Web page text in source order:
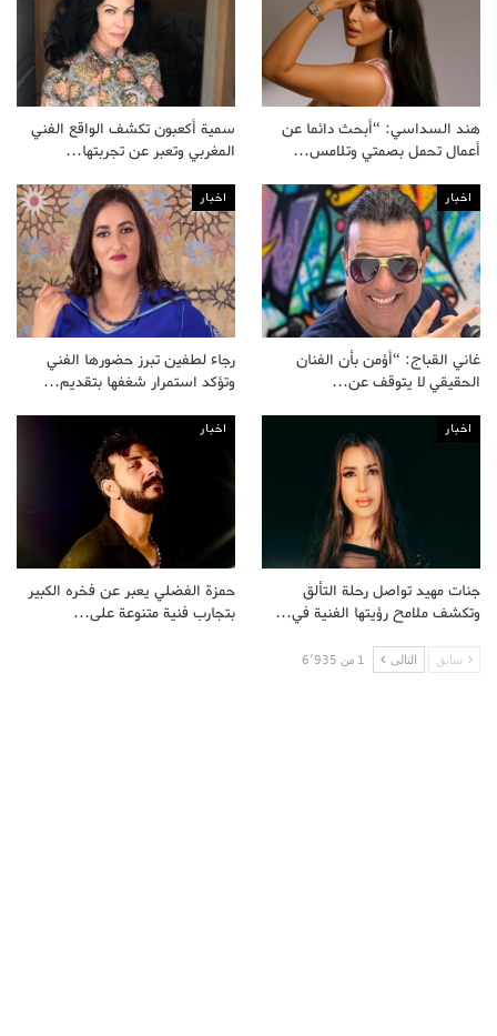
هند السداسي: “أبحث دائما عن
أعمال تحمل بصمتي وتلامس…
سمية أكعبون تكشف الواقع الفني
المغربي وتعبر عن تجربتها…
اخبار
غاني القباج: “أؤمن بأن الفنان
الحقيقي لا يتوقف عن…
اخبار
رجاء لطفين تبرز حضورها الفني
وتؤكد استمرار شغفها بتقديم…
اخبار
جنات مهيد تواصل رحلة التألق
وتكشف ملامح رؤيتها الفنية في…
اخبار
حمزة الفضلي يعبر عن فخره الكبير
بتجارب فنية متنوعة على…
سابق التالى 1 من 6٬935